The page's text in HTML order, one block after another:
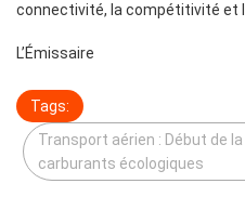
connectivité, la compétitivité et
L’Émissaire
Tags:
Transport aérien : Début de
carburants écologiques